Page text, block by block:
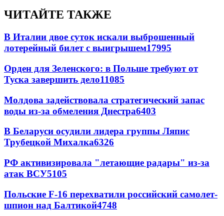
ЧИТАЙТЕ ТАКЖЕ
В Италии двое суток искали выброшенный
лотерейный билет с выигрышем17995
Орден для Зеленского: в Польше требуют от
Туска завершить дело11085
Молдова задействовала стратегический запас
воды из-за обмеления Днестра6403
В Беларуси осудили лидера группы Ляпис
Трубецкой Михалка6326
РФ активизировала "летающие радары" из-за
атак ВСУ5105
Польские F-16 перехватили российский самолет-
шпион над Балтикой4748